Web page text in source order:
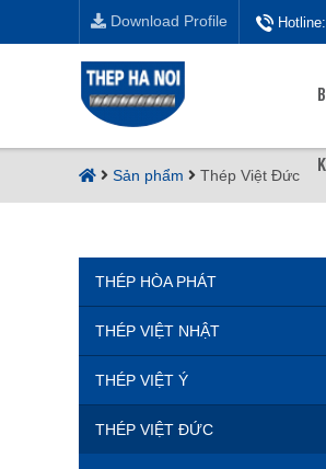
Download Profile Hotline:
Sản phẩm Thép Việt Đức
THÉP HÒA PHÁT
THÉP VIỆT NHẬT
THÉP VIỆT Ý
THÉP VIỆT ĐỨC